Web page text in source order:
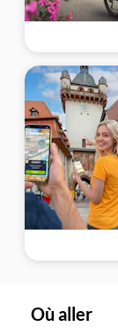
Où aller